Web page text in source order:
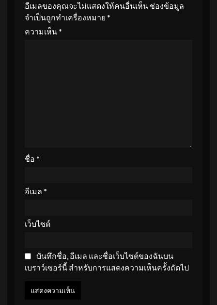
อีเมลของคุณจะไม่แสดงให้คนอื่นเห็น ช่องข้อมูล
จำเป็นถูกทำเครื่องหมาย *
ความเห็น*
ชื่อ *
อีเมล *
เว็บไซต์
บันทึกชื่อ, อีเมล และชื่อเว็บไซต์ของฉันบน
เบราว์เซอร์นี้ สำหรับการแสดงความเห็นครั้งถัดไป